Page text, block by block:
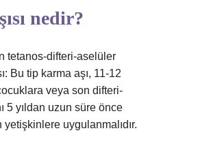
nedir?
tetanos-difteri-aselüler
Bu tip karma aşı, 11-12
veya son difteri-
5 yıldan uzun süre önce
yetişkinlere uygulanmalıdır.